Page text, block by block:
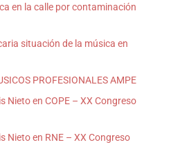
en la calle por contaminación
situación de la música en
PROFESIONALES AMPE
Nieto en COPE – XX Congreso
Nieto en RNE – XX Congreso